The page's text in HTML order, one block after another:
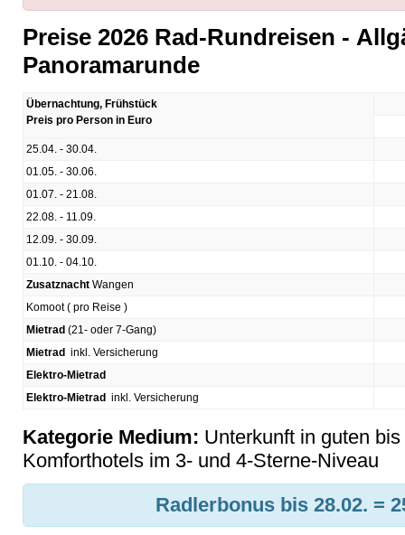
Preise 2026 Rad-Rundreisen -
Panoramarunde
Übernachtung, Frühstück
Preis pro Person in Euro
25.04. - 30.04.
01.05. - 30.06.
01.07. - 21.08.
22.08. - 11.09.
12.09. - 30.09.
01.10. - 04.10.
Zusatznacht Wangen
Komoot ( pro Reise )
Mietrad (21- oder 7-Gang)
Mietrad inkl. Versicherung
Elektro-Mietrad
Elektro-Mietrad inkl. Versicherung
Kategorie Medium: Unterkunft in guten
Komforthotels im 3- und 4-Sterne-Niveau
Radlerbonus bis 28.02. =